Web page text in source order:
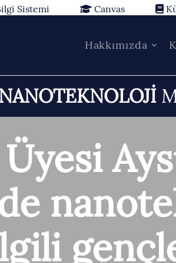
Sistemi Canvas
Hakkımızda